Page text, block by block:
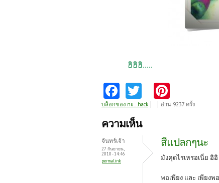
ฮิฮิฮิ.....
Fa
ce
b
o
o
k
w
itt
er
nt
es
t
บล็อกของ nu...hack อ่าน 9237 ครั้ง
ความเห็น
จันทร์เจ้า
27 กันยายน,
2010 - 14:46
permalink
สีแปลกๆนะ
มังคุดไรเหรอเนี่ย อิอิ
พอเพียง และ เพียงพอ